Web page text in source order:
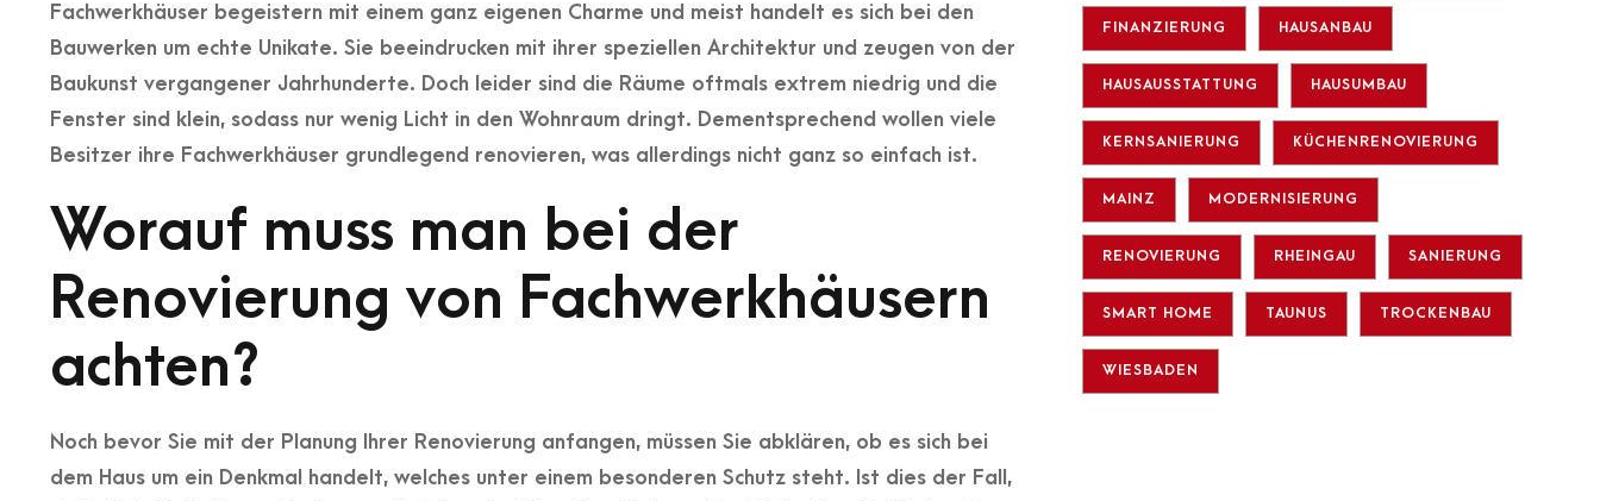
Fachwerkhäuser begeistern mit einem ganz eigenen Charme und meist handelt es sich bei den
Bauwerken um echte Unikate. Sie beeindrucken mit ihrer speziellen Architektur und zeugen von der
Baukunst vergangener Jahrhunderte. Doch leider sind die Räume oftmals extrem niedrig und die
Fenster sind klein, sodass nur wenig Licht in den Wohnraum dringt. Dementsprechend wollen viele
Besitzer ihre Fachwerkhäuser grundlegend renovieren, was allerdings nicht ganz so einfach ist.
Worauf muss man bei der
Renovierung von Fachwerkhäusern
achten?
Noch bevor Sie mit der Planung Ihrer Renovierung anfangen, müssen Sie abklären, ob es sich bei
dem Haus um ein Denkmal handelt, welches unter einem besonderen Schutz steht. Ist dies der Fall,
FINANZIERUNG HAUSANBAU
HAUSAUSSTATTUNG HAUSUMBAU
KERNSANIERUNG KÜCHENRENOVIERUNG
MAINZ MODERNISIERUNG
RENOVIERUNG RHEINGAU SANIERUNG
SMART HOME TAUNUS TROCKENBAU
WIESBADEN